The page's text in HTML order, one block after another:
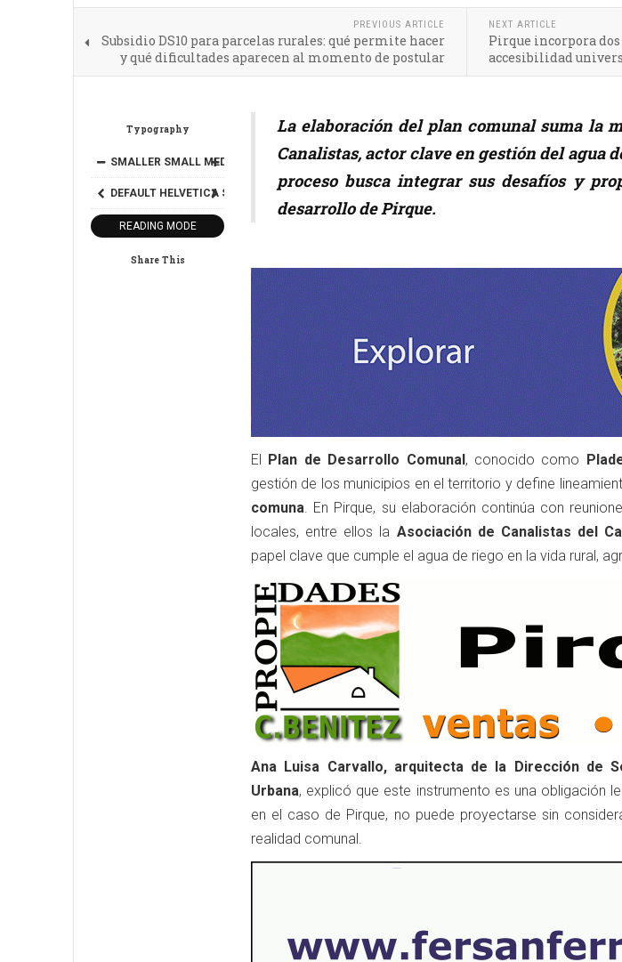
PREVIOUS ARTICLE
Subsidio DS10 para parcelas rurales: qué permite hacer
y qué dificultades aparecen al momento de postular
NEXT ARTICLE
Pirque incorpora
accesibilidad
Typography
SMALLER SMALL MEDIUM BIGGER
DEFAULT HELVETICA SEGOE GEORGIA
READING MODE
Share This
La elaboración del plan comunal suma la
Canalistas, actor clave en gestión del agua
proceso busca integrar sus desafíos y
desarrollo de Pirque.
El Plan de Desarrollo Comunal, conocido como
gestión de los municipios en el territorio y define
comuna. En Pirque, su elaboración continúa con
locales, entre ellos la Asociación de Canalistas del
papel clave que cumple el agua de riego en la vida rural,
Ana Luisa Carvallo, arquitecta de la Dirección de
Urbana, explicó que este instrumento es una obligación
en el caso de Pirque, no puede proyectarse sin
realidad comunal.